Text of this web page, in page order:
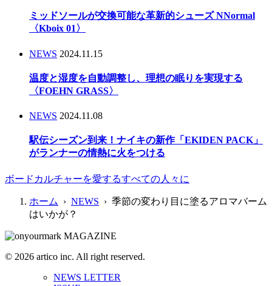
ミッドソールが交換可能な革新的シューズ NNormal
〈Kboix 01〉
NEWS 2024.11.15
温度と湿度を自動調整し、理想の眠りを実現する
〈FOEHN GRASS〉
NEWS 2024.11.08
駅伝シーズン到来！ナイキの新作「EKIDEN PACK」
がランナーの情熱に火をつける
ボードカルチャーを愛するすべての人々に
ホーム › NEWS › 季節の変わり目に塗るアロマバーム
はいかが？
© 2026 artico inc. All right reserved.
NEWS LETTER